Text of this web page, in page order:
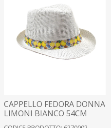
CAPPELLO FEDORA DONNA
LIMONI BIANCO 54CM